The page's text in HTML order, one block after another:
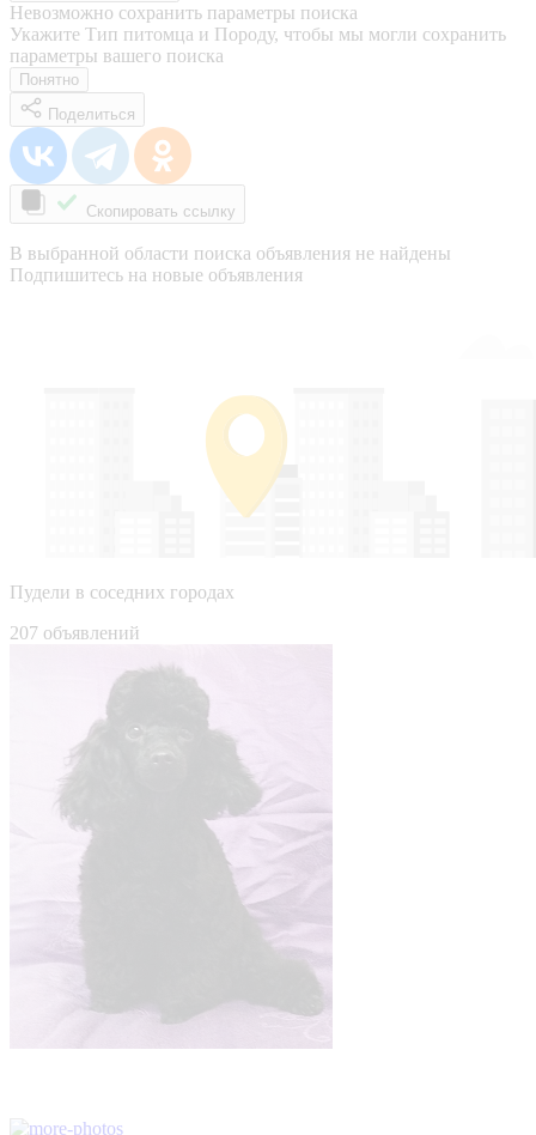
Невозможно сохранить параметры поиска
Укажите Тип питомца и Породу, чтобы мы могли сохранить
параметры вашего поиска
Понятно
Поделиться
Скопировать ссылку
В выбранной области поиска объявления не найдены
Подпишитесь на новые объявления
Пудели в соседних городах
207 объявлений